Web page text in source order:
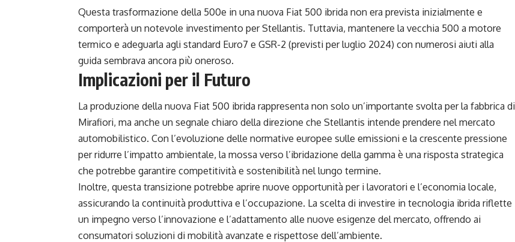
Questa trasformazione della 500e in una nuova Fiat 500 ibrida non era prevista inizialmente e
comporterà un notevole investimento per Stellantis. Tuttavia, mantenere la vecchia 500 a motore
termico e adeguarla agli standard Euro7 e GSR-2 (previsti per luglio 2024) con numerosi aiuti alla
guida sembrava ancora più oneroso.
Implicazioni per il Futuro
La produzione della nuova Fiat 500 ibrida rappresenta non solo un’importante svolta per la fabbrica di
Mirafiori, ma anche un segnale chiaro della direzione che Stellantis intende prendere nel mercato
automobilistico. Con l’evoluzione delle normative europee sulle emissioni e la crescente pressione
per ridurre l’impatto ambientale, la mossa verso l’ibridazione della gamma è una risposta strategica
che potrebbe garantire competitività e sostenibilità nel lungo termine.
Inoltre, questa transizione potrebbe aprire nuove opportunità per i lavoratori e l’economia locale,
assicurando la continuità produttiva e l’occupazione. La scelta di investire in tecnologia ibrida riflette
un impegno verso l’innovazione e l’adattamento alle nuove esigenze del mercato, offrendo ai
consumatori soluzioni di mobilità avanzate e rispettose dell’ambiente.